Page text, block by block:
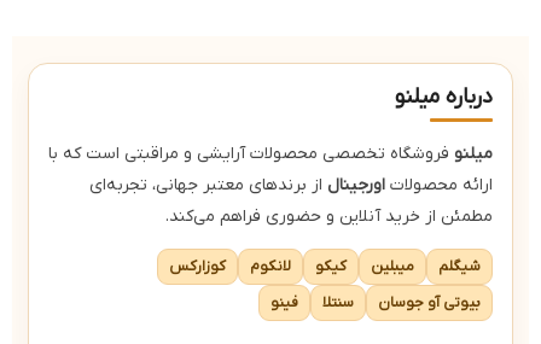
درباره میلنو
میلنو فروشگاه تخصصی محصولات آرایشی و مراقبتی است که با
ارائه محصولات اورجینال از برندهای معتبر جهانی، تجربه‌ای
مطمئن از خرید آنلاین و حضوری فراهم می‌کند.
شیگلم میبلین کیکو لانکوم
کوزارکس
بیوتی آو جوسان
سنتلا فینو